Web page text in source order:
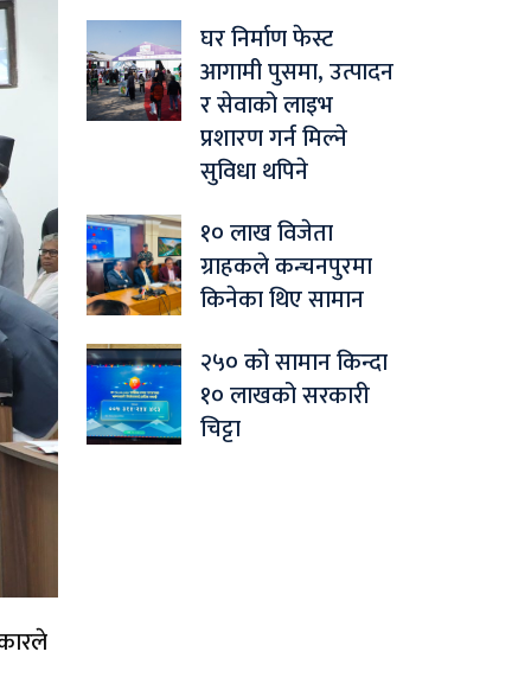
घर निर्माण फेस्ट
आगामी पुसमा, उत्पादन
र सेवाको लाइभ
प्रशारण गर्न मिल्ने
सुविधा थपिने
१० लाख विजेता
ग्राहकले कन्चनपुरमा
किनेका थिए सामान
२५० को सामान किन्दा
१० लाखको सरकारी
चिट्टा